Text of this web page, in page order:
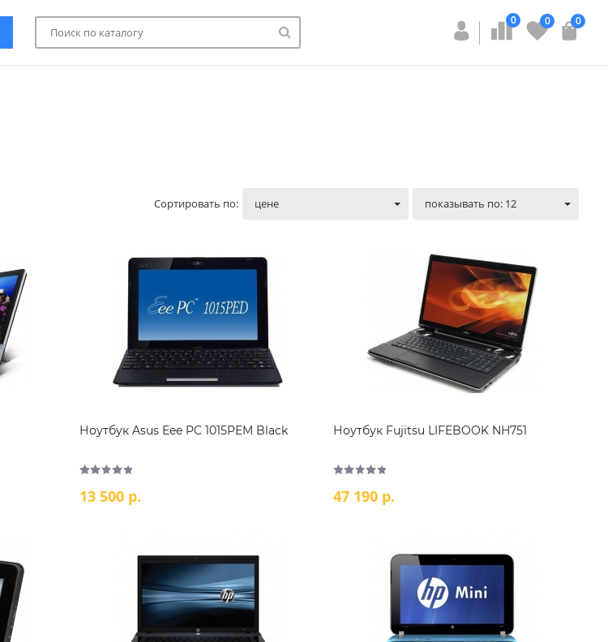
0 0 0
Сортировать по: цене показывать по: 12
Ноутбук Asus Eee PC 1015PEM Black
13 500 р.
Ноутбук Fujitsu LIFEBOOK NH751
47 190 р.